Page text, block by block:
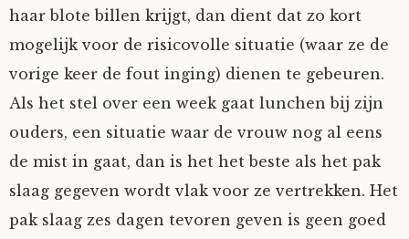
haar blote billen krijgt, dan dient dat zo kort
mogelijk voor de risicovolle situatie (waar ze de
vorige keer de fout inging) dienen te gebeuren.
Als het stel over een week gaat lunchen bij zijn
ouders, een situatie waar de vrouw nog al eens
de mist in gaat, dan is het het beste als het pak
slaag gegeven wordt vlak voor ze vertrekken. Het
pak slaag zes dagen tevoren geven is geen goed